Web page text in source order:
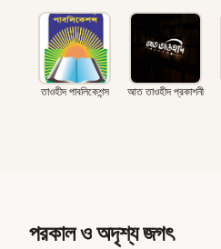
তাওহীদ পাবলিকেশন্স আত তাওহীদ প্রকাশনী
পরকাল ও অদৃশ্য জগৎ